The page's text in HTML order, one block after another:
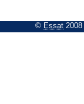
© Essat 2008